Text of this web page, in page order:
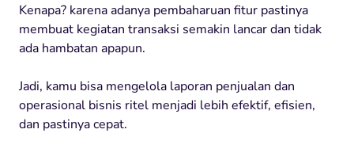
Kenapa? karena adanya pembaharuan fitur pastinya
membuat kegiatan transaksi semakin lancar dan tidak
ada hambatan apapun.
Jadi, kamu bisa mengelola laporan penjualan dan
operasional bisnis ritel menjadi lebih efektif, efisien,
dan pastinya cepat.